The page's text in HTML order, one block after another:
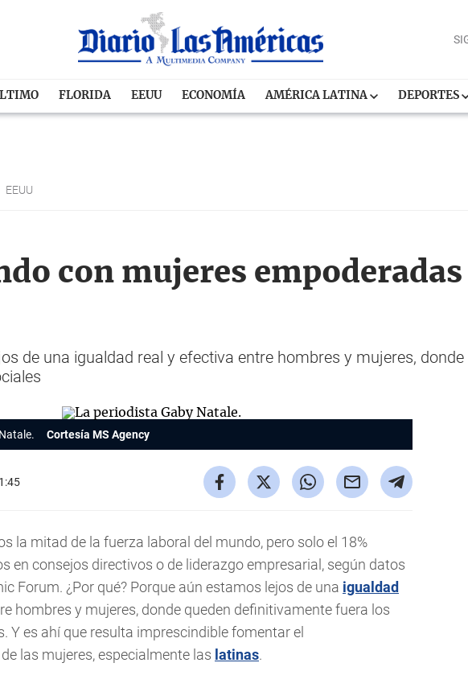
FLORIDA EEUU ECONOMÍA AMÉRICA LATINA DEPORTES
EEUU
con mujeres
de una igualdad real y efectiva entre hombres y mujeres,
Cortesía MS Agency
la mitad de la fuerza laboral del mundo, pero solo el 18%
en consejos directivos o de liderazgo empresarial, según datos
Forum. ¿Por qué? Porque aún estamos lejos de una igualdad
hombres y mujeres, donde queden definitivamente fuera los
Y es ahí que resulta imprescindible fomentar el
las mujeres, especialmente las latinas.